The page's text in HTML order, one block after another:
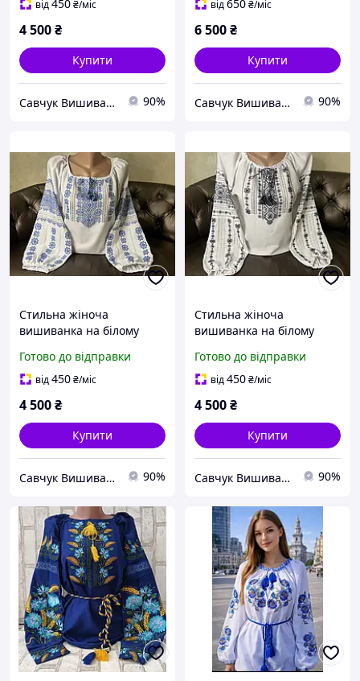
від450₴/міс
4 500₴
Купити
Савчук Вишиванка 90%
від650₴/міс
6 500₴
Купити
Савчук Вишиванка 90%
Стильна жіноча
вишиванка на білому
ручної роботи ж-2967. L
Готово до відправки
від450₴/міс
4 500₴
Купити
Савчук Вишиванка 90%
Стильна жіноча
вишиванка на білому
ручної роботи ж-2874. S
Готово до відправки
від450₴/міс
4 500₴
Купити
Савчук Вишиванка 90%